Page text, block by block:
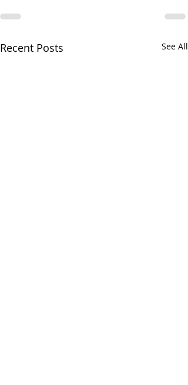
Recent Posts See All